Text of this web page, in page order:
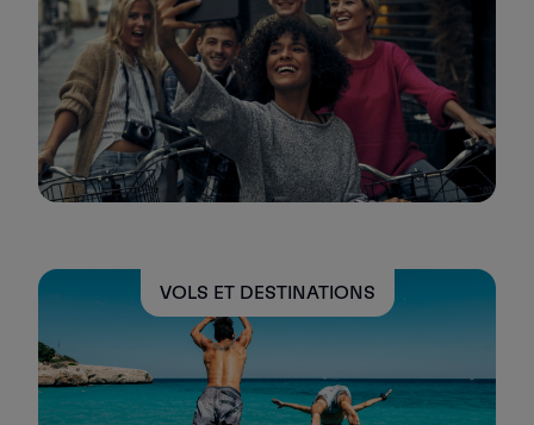
VOLS ET DESTINATIONS